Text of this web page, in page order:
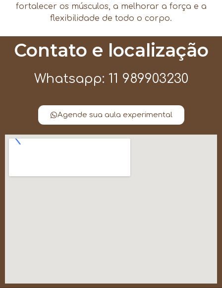
fortalecer os músculos, a melhorar a força e a
flexibilidade de todo o corpo.
Contato e localização
Whatsapp: 11 989903230
Agende sua aula experimental